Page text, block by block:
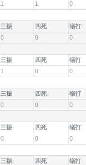
1 1 0
三振 四死 犠打
0 0 0
三振 四死 犠打
1 0 0
三振 四死 犠打
0 0 0
三振 四死 犠打
0 0 0
三振 四死 犠打